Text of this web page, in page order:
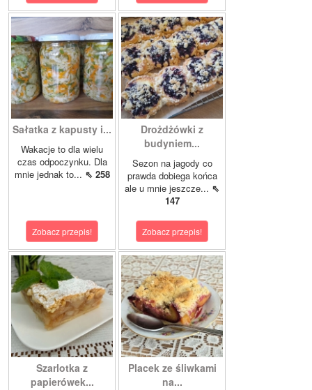
Sałatka z kapusty i...
Wakacje to dla wielu
czas odpoczynku. Dla
mnie jednak to... ⇖ 258
Zobacz przepis!
Drożdżówki z
budyniem...
Sezon na jagody co
prawda dobiega końca
ale u mnie jeszcze... ⇖
147
Zobacz przepis!
Szarlotka z
papierówek...
Placek ze śliwkami
na...